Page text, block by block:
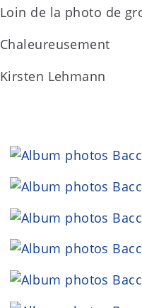
Loin de la photo de
Chaleureusement
Kirsten Lehmann